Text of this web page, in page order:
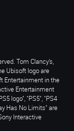
Tom Clancy’s,
Ubisoft logo are
Entertainment in the
Entertainment
logo", "PS5", "PS4
Has No Limits" are
Interactive